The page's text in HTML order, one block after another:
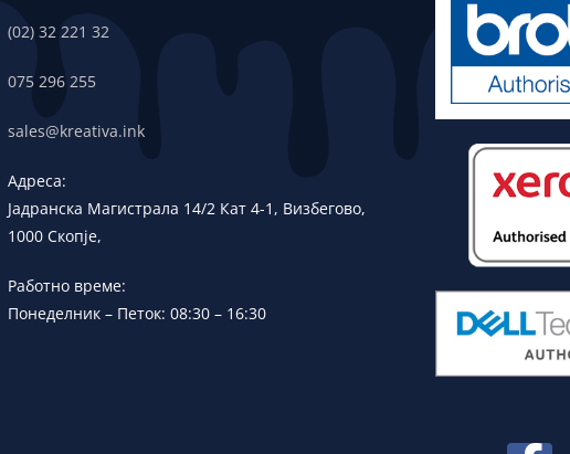
(02) 32 221 32
075 296 255
sales@kreativa.ink
Адреса:
Јадранска Магистрала 14/2 Кат 4-1, Визбегово,
1000 Скопје,
Работно време:
Понеделник – Петок: 08:30 – 16:30